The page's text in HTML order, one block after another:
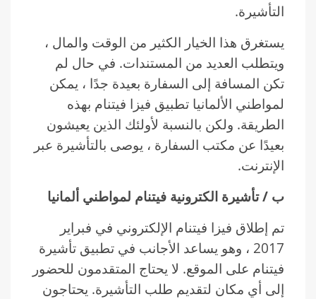
التأشيرة.
يستغرق هذا الخيار الكثير من الوقت والمال ،
ويتطلب العديد من المستندات. في حال لم
تكن المسافة إلى السفارة بعيدة جدًا ، يمكن
لمواطني الألمانيا تطبيق فيزا فيتنام بهذه
الطريقة. ولكن بالنسبة لأولئك الذين يعيشون
بعيدًا عن مكتب السفارة ، يوصى بالتأشيرة عبر
الإنترنت.
ب / تأشيرة الكترونية فيتنام لمواطني ألمانيا
تم إطلاق فيزا فيتنام الإلكتروني في فبراير
2017 ، وهو يساعد الأجانب في تطبيق تأشيرة
فيتنام على الموقع. لا يحتاج المتقدمون للحضور
إلى أي مكان لتقديم طلب التأشيرة. يحتاجون